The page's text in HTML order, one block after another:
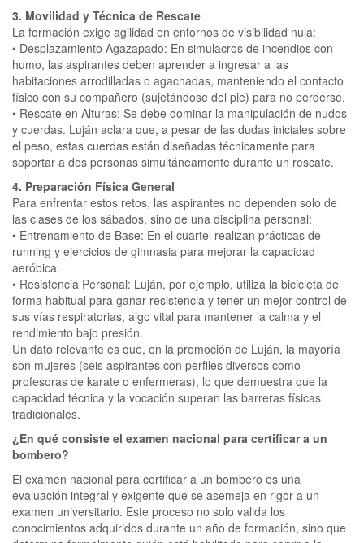
3. Movilidad y Técnica de Rescate
La formación exige agilidad en entornos de visibilidad nula:
• Desplazamiento Agazapado: En simulacros de incendios con
humo, las aspirantes deben aprender a ingresar a las
habitaciones arrodilladas o agachadas, manteniendo el contacto
físico con su compañero (sujetándose del pie) para no perderse.
• Rescate en Alturas: Se debe dominar la manipulación de nudos
y cuerdas. Luján aclara que, a pesar de las dudas iniciales sobre
el peso, estas cuerdas están diseñadas técnicamente para
soportar a dos personas simultáneamente durante un rescate.
4. Preparación Física General
Para enfrentar estos retos, las aspirantes no dependen solo de
las clases de los sábados, sino de una disciplina personal:
• Entrenamiento de Base: En el cuartel realizan prácticas de
running y ejercicios de gimnasia para mejorar la capacidad
aeróbica.
• Resistencia Personal: Luján, por ejemplo, utiliza la bicicleta de
forma habitual para ganar resistencia y tener un mejor control de
sus vías respiratorias, algo vital para mantener la calma y el
rendimiento bajo presión.
Un dato relevante es que, en la promoción de Luján, la mayoría
son mujeres (seis aspirantes con perfiles diversos como
profesoras de karate o enfermeras), lo que demuestra que la
capacidad técnica y la vocación superan las barreras físicas
tradicionales.
¿En qué consiste el examen nacional para certificar a un
bombero?
El examen nacional para certificar a un bombero es una
evaluación integral y exigente que se asemeja en rigor a un
examen universitario. Este proceso no solo valida los
conocimientos adquiridos durante un año de formación, sino que